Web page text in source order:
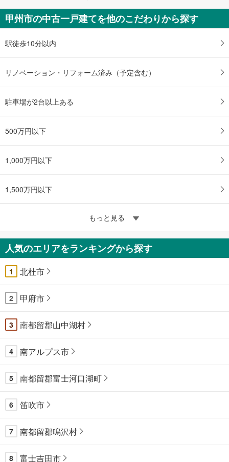
甲州市の中古一戸建てを他のこだわりから探す
駅徒歩10分以内
リノベーション・リフォーム済み（予定含む）
駐車場が2台以上ある
500万円以下
1,000万円以下
1,500万円以下
もっと見る
人気のエリアをランキングから探す
1 北杜市
2 甲府市
3 南都留郡山中湖村
4 南アルプス市
5 南都留郡富士河口湖町
6 笛吹市
7 南都留郡鳴沢村
8 富士吉田市